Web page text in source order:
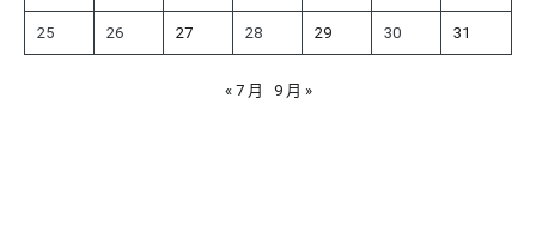
25 26 27 28 29 30 31
« 7 月 9 月 »